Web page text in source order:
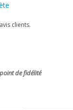
clients.
point de fidélité